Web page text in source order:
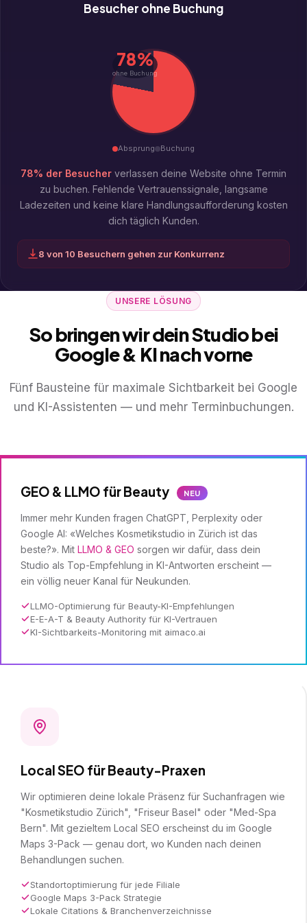
Besucher ohne Buchung
78%
ohne Buchung
Absprung Buchung
78% der Besucher verlassen deine Website ohne Termin
zu buchen. Fehlende Vertrauenssignale, langsame
Ladezeiten und keine klare Handlungsaufforderung kosten
dich täglich Kunden.
8 von 10 Besuchern gehen zur Konkurrenz
UNSERE LÖSUNG
So bringen wir dein Studio bei
Google & KI nach vorne
Fünf Bausteine für maximale Sichtbarkeit bei Google
und KI-Assistenten — und mehr Terminbuchungen.
GEO & LLMO für Beauty NEU
Immer mehr Kunden fragen ChatGPT, Perplexity oder
Google AI: «Welches Kosmetikstudio in Zürich ist das
beste?». Mit LLMO & GEO sorgen wir dafür, dass dein
Studio als Top-Empfehlung in KI-Antworten erscheint —
ein völlig neuer Kanal für Neukunden.
LLMO-Optimierung für Beauty-KI-Empfehlungen
E-E-A-T & Beauty Authority für KI-Vertrauen
KI-Sichtbarkeits-Monitoring mit aimaco.ai
Local SEO für Beauty-Praxen
Wir optimieren deine lokale Präsenz für Suchanfragen wie
"Kosmetikstudio Zürich", "Friseur Basel" oder "Med-Spa
Bern". Mit gezieltem Local SEO erscheinst du im Google
Maps 3-Pack — genau dort, wo Kunden nach deinen
Behandlungen suchen.
Standortoptimierung für jede Filiale
Google Maps 3-Pack Strategie
Lokale Citations & Branchenverzeichnisse